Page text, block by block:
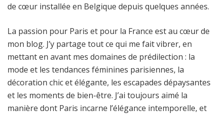
de cœur installée en Belgique depuis quelques années.
La passion pour Paris et pour la France est au cœur de
mon blog. J’y partage tout ce qui me fait vibrer, en
mettant en avant mes domaines de prédilection : la
mode et les tendances féminines parisiennes, la
décoration chic et élégante, les escapades dépaysantes
et les moments de bien-être. J’ai toujours aimé la
manière dont Paris incarne l’élégance intemporelle, et